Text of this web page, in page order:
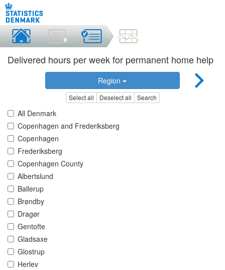
Delivered hours per week for permanent home help
Region
Select all Deselect all Search
All Denmark
Copenhagen and Frederiksberg
Copenhagen
Frederiksberg
Copenhagen County
Albertslund
Ballerup
Brøndby
Dragør
Gentofte
Gladsaxe
Glostrup
Herlev